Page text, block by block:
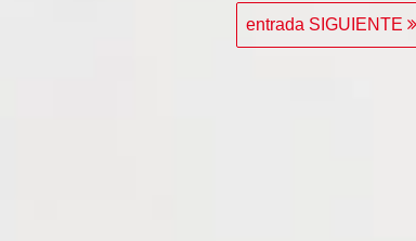
entrada SIGUIENTE